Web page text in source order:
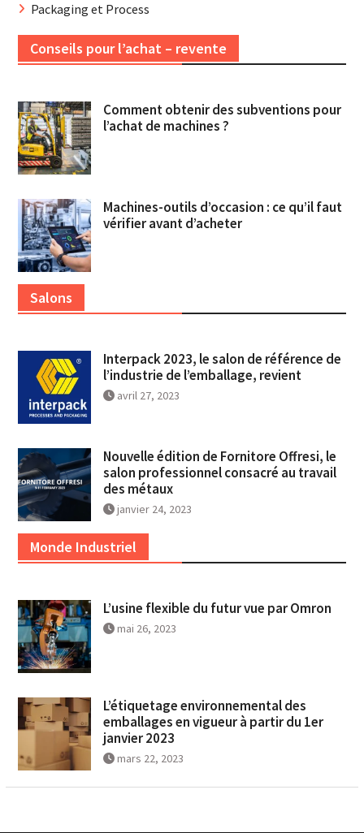
Packaging et Process
Conseils pour l’achat – revente
Comment obtenir des subventions pour
l’achat de machines ?
Machines-outils d’occasion : ce qu’il faut
vérifier avant d’acheter
Salons
Interpack 2023, le salon de référence de
l’industrie de l’emballage, revient
avril 27, 2023
Nouvelle édition de Fornitore Offresi, le
salon professionnel consacré au travail
des métaux
janvier 24, 2023
Monde Industriel
L’usine flexible du futur vue par Omron
mai 26, 2023
L’étiquetage environnemental des
emballages en vigueur à partir du 1er
janvier 2023
mars 22, 2023